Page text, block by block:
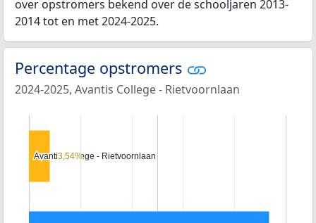
over opstromers bekend over de schooljaren 2013-
2014 tot en met 2024-2025.
Percentage opstromers
2024-2025, Avantis College - Rietvoornlaan
Avantis College - Rietvoornlaan
Avantis College - Rietvoornlaan
3,54%
3,54%